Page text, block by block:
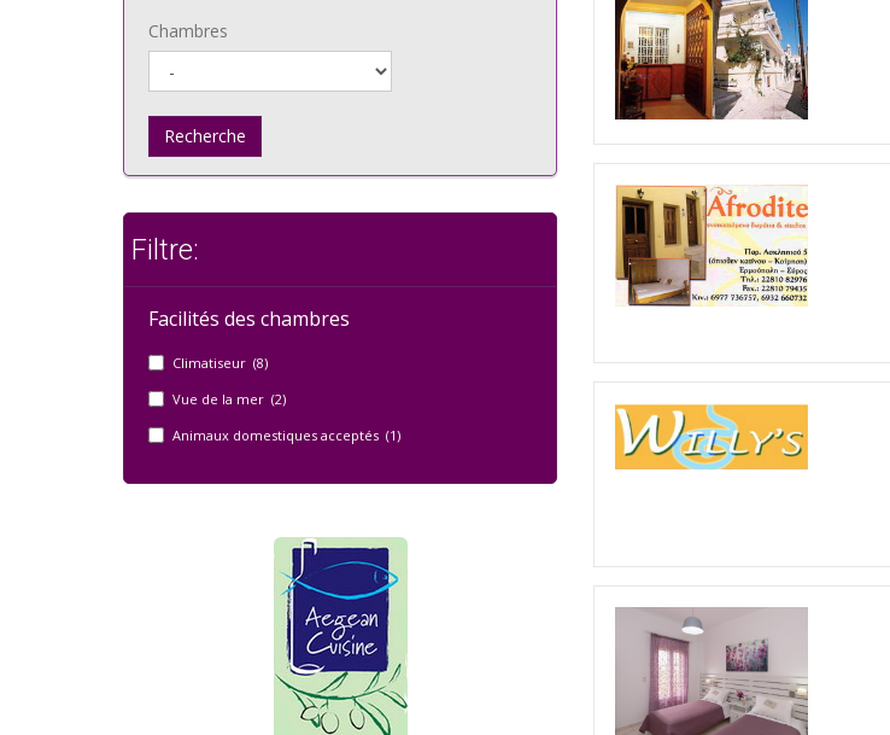
Chambres
Recherche
Filtre:
Facilités des chambres
Climatiseur (8)
Vue de la mer (2)
Animaux domestiques acceptés (1)